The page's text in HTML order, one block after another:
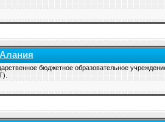
бюджетное образовательное